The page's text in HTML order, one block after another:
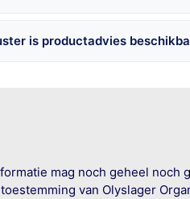
is productadvies
mag noch geheel
van Olyslager